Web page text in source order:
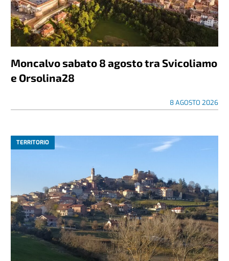
Moncalvo sabato 8 agosto tra Svicoliamo
e Orsolina28
8 AGOSTO 2026
TERRITORIO